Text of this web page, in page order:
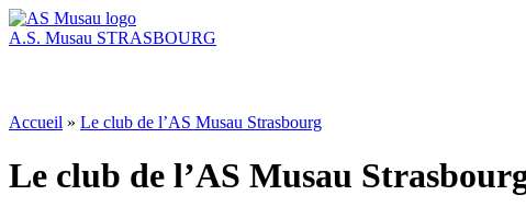
A.S. Musau STRASBOURG
Accueil » Le club de l’AS Musau Strasbourg
Le club de l’AS Musau